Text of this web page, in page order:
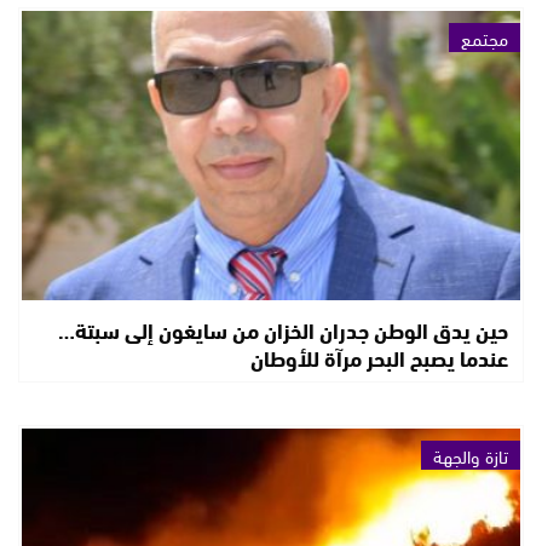
مجتمع
حين يدق الوطن جدران الخزان من سايغون إلى سبتة…
عندما يصبح البحر مرآة للأوطان
تازة والجهة